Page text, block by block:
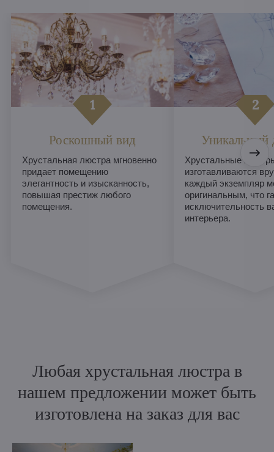
Роскошный вид
Хрустальная люстра мгновенно
придает помещению
элегантность и изысканность,
повышая престиж любого
помещения.
Уникальный
Хрустальные
изготавливаются
каждый экземпляр
оригинальным, что
исключительность
интерьера.
Любая хрустальная люстра в
нашем предложении может быть
изготовлена на заказ для вас